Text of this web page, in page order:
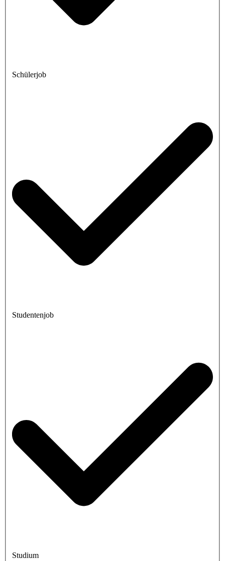
Schülerjob
Studentenjob
Studium